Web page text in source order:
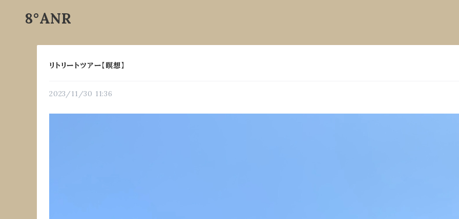
8°ANR
リトリートツアー【瞑想】
2023/11/30 11:36